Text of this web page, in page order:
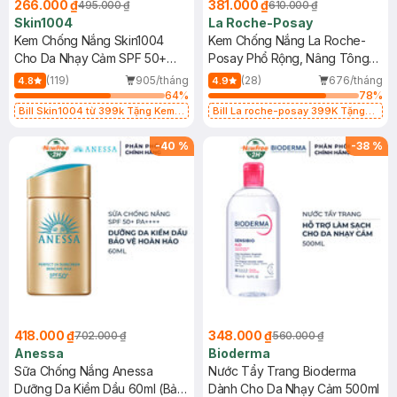
266.000 ₫495.000 ₫
Skin1004
Kem Chống Nắng Skin1004
Cho Da Nhạy Cảm SPF 50+
50ml
4.8 (119)
905/tháng
64%
Bill Skin1004 từ 399k Tặng Kem
SPF 50+ 20ml (SL Có Hạn)
381.000 ₫610.000 ₫
La Roche-Posay
Kem Chống Nắng La Roche-
Posay Phổ Rộng, Nâng Tông
Kiềm Dầu 50ml
4.9 (28)
676/tháng
78%
Bill La roche-posay 399K Tặng
(SL có hạn)
-40 %
418.000 ₫702.000 ₫
Anessa
Sữa Chống Nắng Anessa
Dưỡng Da Kiềm Dầu 60ml (Bản
-38 %
348.000 ₫560.000 ₫
Bioderma
Nước Tẩy Trang Bioderma
Dành Cho Da Nhạy Cảm 500ml